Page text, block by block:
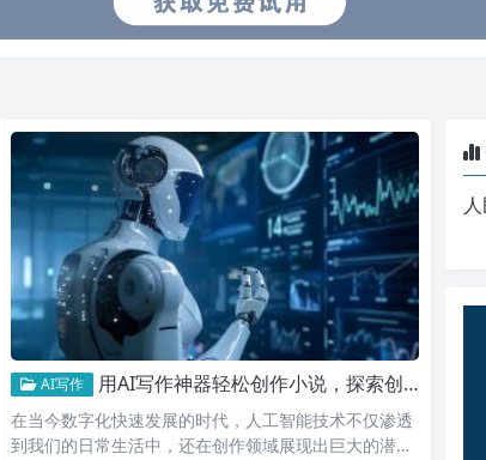
AI写作 用AI写作神器轻松创作小说，探索创作无限可能的新时代！
在当今数字化快速发展的时代，人工智能技术不仅渗透
到我们的日常生活中，还在创作领域展现出巨大的潜